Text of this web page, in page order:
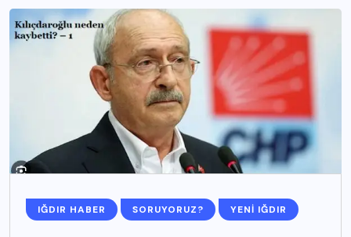
IĞDIR HABER SORUYORUZ? YENI IĞDIR